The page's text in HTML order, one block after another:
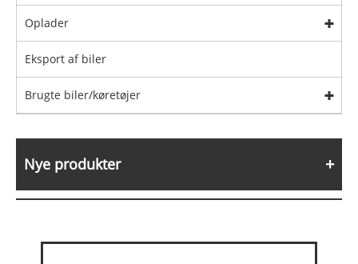
Oplader
Eksport af biler
Brugte biler/køretøjer
Nye produkter